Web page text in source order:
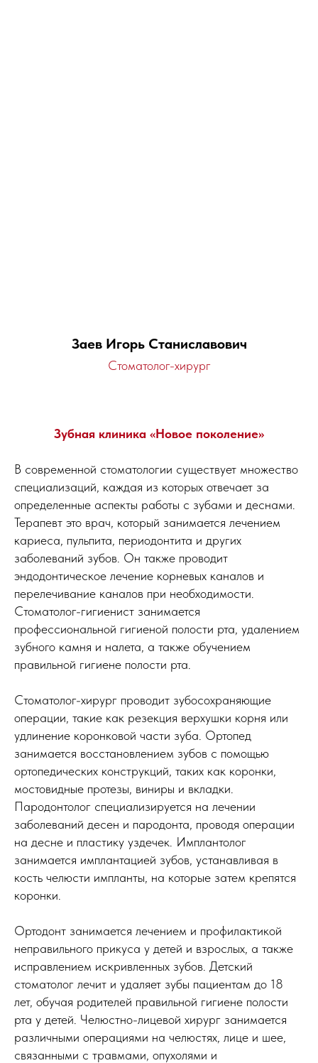
Заев Игорь Станиславович
Стоматолог-хирург
Зубная клиника «Новое поколение»
В современной стоматологии существует множество
специализаций, каждая из которых отвечает за
определенные аспекты работы с зубами и деснами.
Терапевт это врач, который занимается лечением
кариеса, пульпита, периодонтита и других
заболеваний зубов. Он также проводит
эндодонтическое лечение корневых каналов и
перелечивание каналов при необходимости.
Стоматолог-гигиенист занимается
профессиональной гигиеной полости рта, удалением
зубного камня и налета, а также обучением
правильной гигиене полости рта.
Стоматолог-хирург проводит зубосохраняющие
операции, такие как резекция верхушки корня или
удлинение коронковой части зуба. Ортопед
занимается восстановлением зубов с помощью
ортопедических конструкций, таких как коронки,
мостовидные протезы, виниры и вкладки.
Пародонтолог специализируется на лечении
заболеваний десен и пародонта, проводя операции
на десне и пластику уздечек. Имплантолог
занимается имплантацией зубов, устанавливая в
кость челюсти импланты, на которые затем крепятся
коронки.
Ортодонт занимается лечением и профилактикой
неправильного прикуса у детей и взрослых, а также
исправлением искривленных зубов. Детский
стоматолог лечит и удаляет зубы пациентам до 18
лет, обучая родителей правильной гигиене полости
рта у детей. Челюстно-лицевой хирург занимается
различными операциями на челюстях, лице и шее,
связанными с травмами, опухолями и